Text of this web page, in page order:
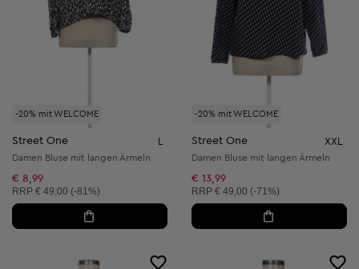
-20% mit WELCOME
Street One L
Damen Bluse mit langen Ärmeln
€ 8,99
Unverbindliche Preisempfehlung:
RRP € 49,00 (-81%)
-20% mit WELCOME
Street One XXL
Damen Bluse mit langen Ärmeln
€ 13,99
Unverbindliche Preisempfehlung:
RRP € 49,00 (-71%)